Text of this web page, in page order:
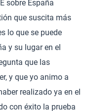
sobre España
que suscita más
lo que se puede
y su lugar en el
que las
y que yo animo a
realizado ya en el
con éxito la prueba